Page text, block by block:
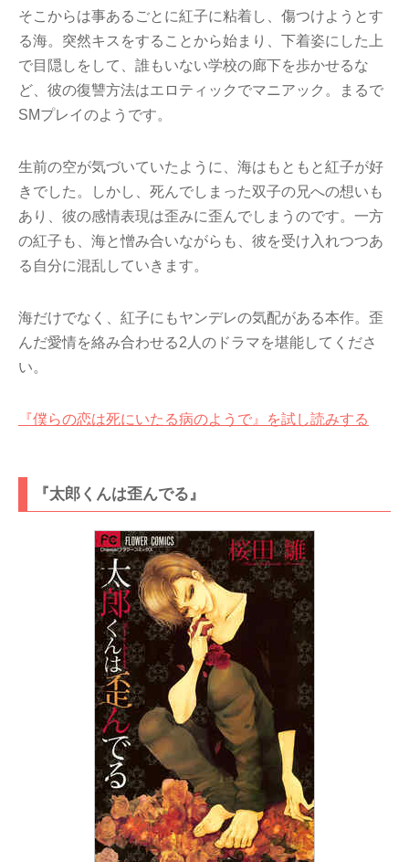
そこからは事あるごとに紅子に粘着し、傷つけようとす
る海。突然キスをすることから始まり、下着姿にした上
で目隠しをして、誰もいない学校の廊下を歩かせるな
ど、彼の復讐方法はエロティックでマニアック。まるで
SMプレイのようです。
生前の空が気づいていたように、海はもともと紅子が好
きでした。しかし、死んでしまった双子の兄への想いも
あり、彼の感情表現は歪みに歪んでしまうのです。一方
の紅子も、海と憎み合いながらも、彼を受け入れつつあ
る自分に混乱していきます。
海だけでなく、紅子にもヤンデレの気配がある本作。歪
んだ愛情を絡み合わせる2人のドラマを堪能してくださ
い。
『僕らの恋は死にいたる病のようで』を試し読みする
『太郎くんは歪んでる』